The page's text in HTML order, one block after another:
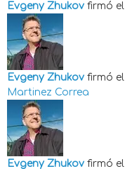
Evgeny Zhukov firmó el
Evgeny Zhukov firmó el
Martinez Correa
Evgeny Zhukov firmó el